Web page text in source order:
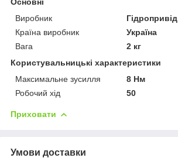
Виробник
Гідропривід
Країна виробник
Україна
Вага
2 кг
Користувальницькі характеристики
Максимальне зусилля
8 Нм
Робочий хід
50
Приховати
Умови доставки